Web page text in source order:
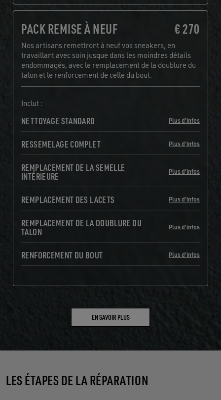
PACK REMISE À NEUF € 270
Nos artisans remettront à neuf vos sneakers, en
travaillant avec soin jusque dans les moindres détails
endommagés, avec le remplacement de la doublure du
talon et le renforcement de celle du bout.
Inclut :
NETTOYAGE STANDARD Plus d'infos
RESSEMELAGE COMPLET Plus d'infos
REMPLACEMENT DE LA SEMELLE
INTÉRIEURE Plus d'infos
REMPLACEMENT DES LACETS Plus d'infos
REMPLACEMENT DE LA DOUBLURE DU
TALON Plus d'infos
RENFORCEMENT DU BOUT Plus d'infos
EN SAVOIR PLUS
LES ÉTAPES DE LA RÉPARATION